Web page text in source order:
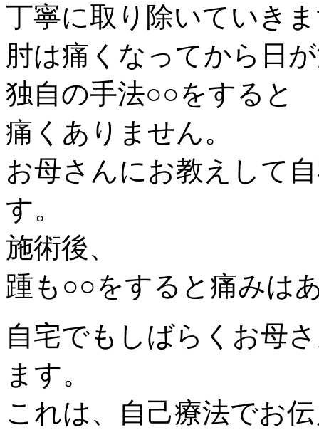
丁寧に取り除いていき
肘は痛くなってから日
独自の手法○○をすると
痛くありません。
お母さんにお教えして
す。
施術後、
踵も○○をすると痛みは
自宅でもしばらくお母
ます。
これは、自己療法でお